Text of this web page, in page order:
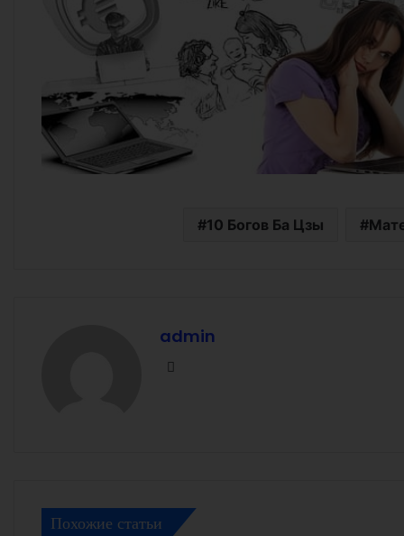
10 Богов Ба Цзы
admin
Похожие статьи